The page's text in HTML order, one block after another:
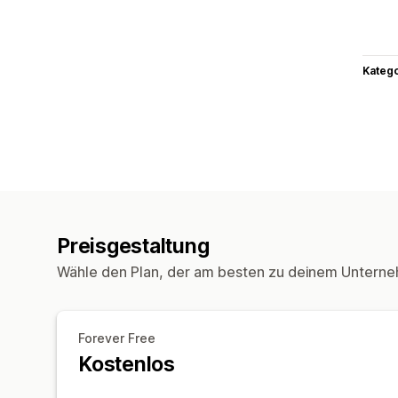
Preisgestaltung
Wähle den Plan, der am besten zu deinem
Forever Free
Kostenlos